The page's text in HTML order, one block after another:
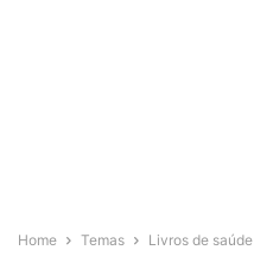
Home Temas Livros de saúde